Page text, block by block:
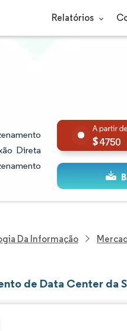
Relatórios
Direta
4750
Da Informação
de Data Center da